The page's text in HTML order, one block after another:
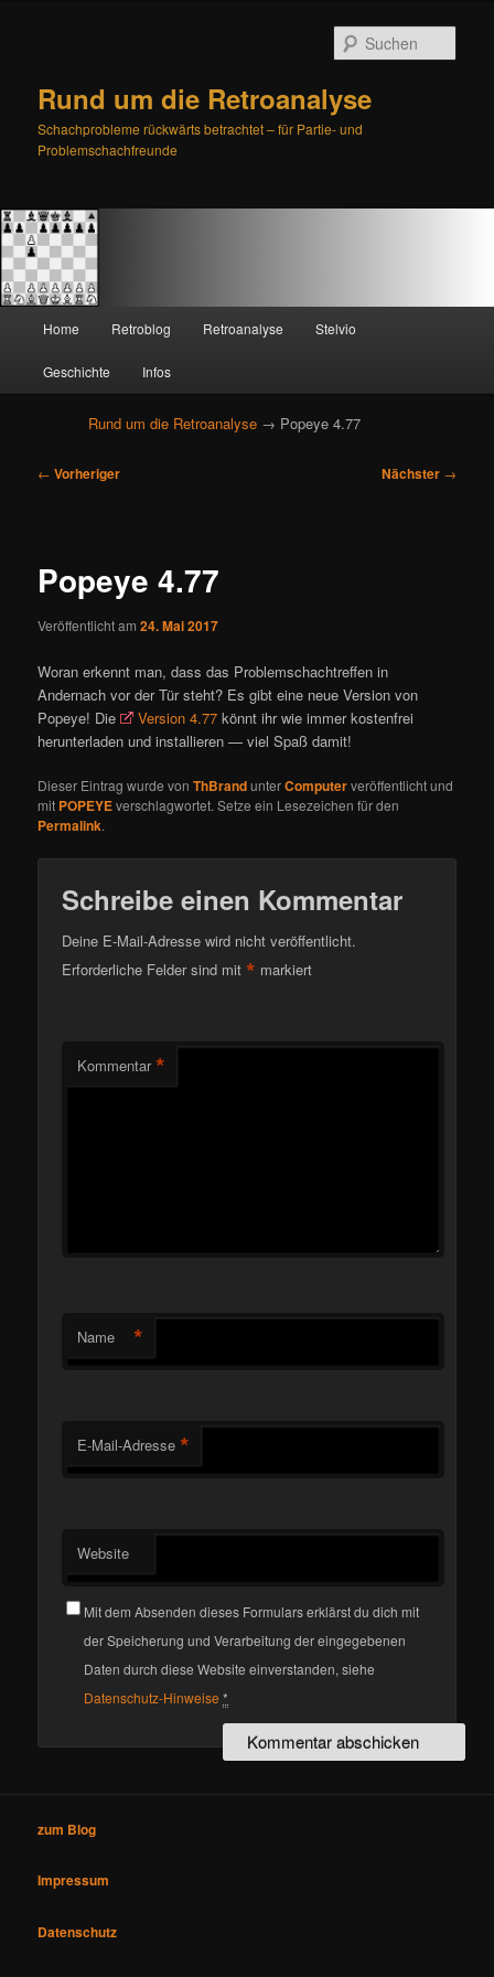
Rund um die Retroanalyse
Schachprobleme rückwärts betrachtet – für Partie- und
Problemschachfreunde
Zum
primären
Inhalt
springen
Zum
sekundären
Inhalt
springen
Home Retroblog Retroanalyse Stelvio
Geschichte Infos
Rund um die Retroanalyse → Popeye 4.77
B
a
s
a
v
i
g
t
i
n
← Vorheriger Nächster →
Popeye 4.77
Veröffentlicht am24. Mai 2017
Woran erkennt man, dass das Problemschachtreffen in
Andernach vor der Tür steht? Es gibt eine neue Version von
Popeye! Die
Version 4.77 könnt ihr wie immer kostenfrei
herunterladen und installieren — viel Spaß damit!
Dieser Eintrag wurde vonThBrandunterComputerveröffentlicht und
mit POPEYEverschlagwortet. Setze ein Lesezeichen für den
Permalink.
Schreibe einen Kommentar
Deine E-Mail-Adresse wird nicht veröffentlicht.
Erforderliche Felder sind mit* markiert
Kommentar *
Name *
E-Mail-Adresse *
Website
Mit dem Absenden dieses Formulars erklärst du dich mit
der Speicherung und Verarbeitung der eingegebenen
Daten durch diese Website einverstanden, siehe
Datenschutz-Hinweise *
zum Blog
Impressum
Datenschutz